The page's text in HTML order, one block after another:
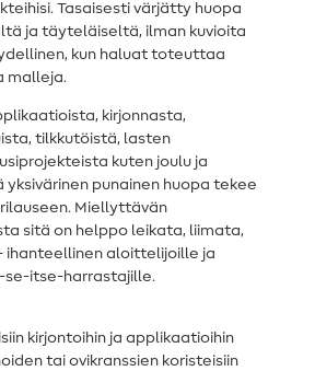
Tasaisesti värjätty huopa
ja täyteläiseltä, ilman kuvioita
kun haluat toteuttaa
malleja.
kirjonnasta,
tilkkutöistä, lasten
kuten joulu ja
punainen huopa tekee
Miellyttävän
sitä on helppo leikata, liimata,
ihanteellinen aloittelijoille ja
itse-harrastajille.
kirjontoihin ja applikaatioihin
tai ovikranssien koristeisiin